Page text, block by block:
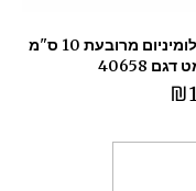
רגל אלומיניום מרובעת 10 ס"מ
40658
₪